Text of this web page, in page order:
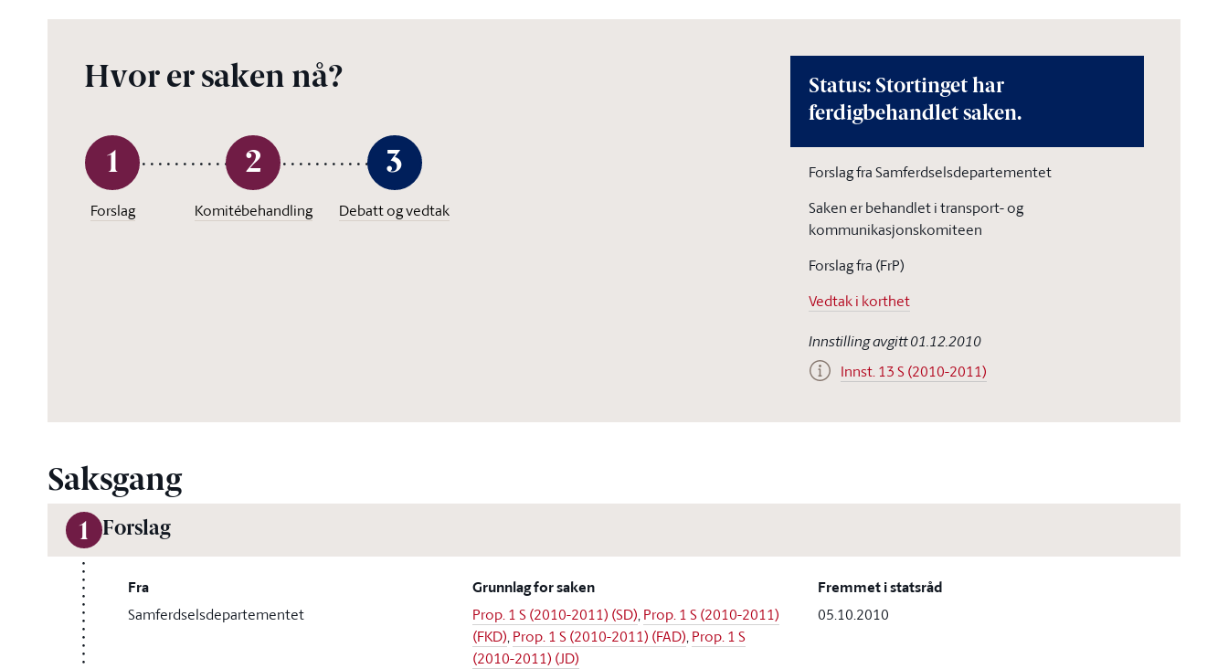
Hvor er saken nå?
1
Forslag
2
Komitébehandling
3
Debatt og vedtak
Status: Stortinget har
ferdigbehandlet saken.
Forslag fra Samferdselsdepartementet
Saken er behandlet i transport- og
kommunikasjonskomiteen
Forslag fra (FrP)
Vedtak i korthet
Innstilling avgitt 01.12.2010
Innst. 13 S (2010-2011)
Saksgang
1 Forslag
Fra
Samferdselsdepartementet
Grunnlag for saken
Prop. 1 S (2010-2011) (SD),Prop. 1 S (2010-2011)
(FKD),Prop. 1 S (2010-2011) (FAD),Prop. 1 S
(2010-2011) (JD)
Fremmet i statsråd
05.10.2010